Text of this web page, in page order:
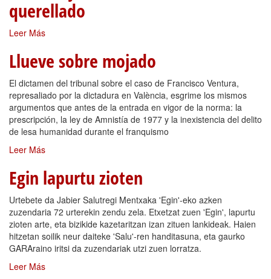
querellado
Leer Más
Llueve sobre mojado
El dictamen del tribunal sobre el caso de Francisco Ventura,
represaliado por la dictadura en València, esgrime los mismos
argumentos que antes de la entrada en vigor de la norma: la
prescripción, la ley de Amnistía de 1977 y la inexistencia del delito
de lesa humanidad durante el franquismo
Leer Más
Egin lapurtu zioten
Urtebete da Jabier Salutregi Mentxaka 'Egin'-eko azken
zuzendaria 72 urterekin zendu zela. Etxetzat zuen 'Egin', lapurtu
zioten arte, eta bizikide kazetaritzan izan zituen lankideak. Haien
hitzetan soilik neur daiteke 'Salu'-ren handitasuna, eta gaurko
GARAraino iritsi da zuzendariak utzi zuen lorratza.
Leer Más